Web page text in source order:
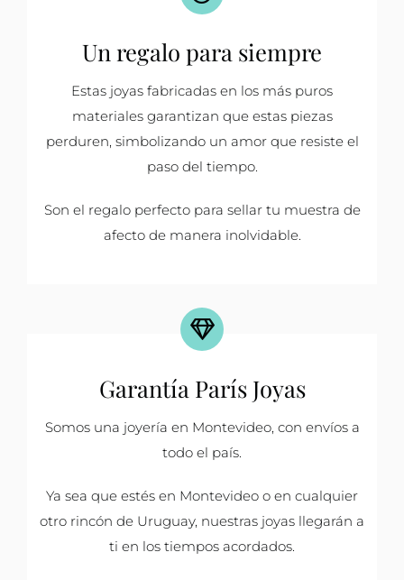
Un regalo para siempre
Estas joyas fabricadas en los más puros
materiales garantizan que estas piezas
perduren, simbolizando un amor que resiste el
paso del tiempo.
Son el regalo perfecto para sellar tu muestra de
afecto de manera inolvidable.
Garantía París Joyas
Somos una joyería en Montevideo, con envíos a
todo el país.
Ya sea que estés en Montevideo o en cualquier
otro rincón de Uruguay, nuestras joyas llegarán a
ti en los tiempos acordados.